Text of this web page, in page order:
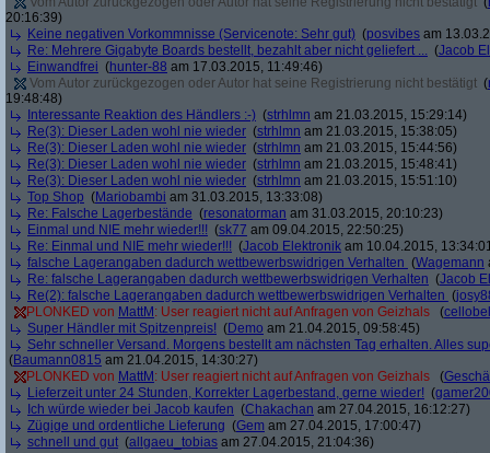
20:16:39)
Keine negativen Vorkommnisse (Servicenote: Sehr gut) (posvibes am
Re: Mehrere Gigabyte Boards bestellt, bezahlt aber nicht geliefert ... (Jacob
Einwandfrei (hunter-88 am 17.03.2015, 11:49:46)
Vom Autor zurückgezogen oder Autor hat seine Registrierung nicht bestätigt (
19:48:48)
Interessante Reaktion des Händlers :-) (strhlmn am 21.03.2015, 15:29:14)
Re(3): Dieser Laden wohl nie wieder (strhlmn am 21.03.2015, 15:38:05)
Re(3): Dieser Laden wohl nie wieder (strhlmn am 21.03.2015, 15:44:56)
Re(3): Dieser Laden wohl nie wieder (strhlmn am 21.03.2015, 15:48:41)
Re(3): Dieser Laden wohl nie wieder (strhlmn am 21.03.2015, 15:51:10)
Top Shop (Mariobambi am 31.03.2015, 13:33:08)
Re: Falsche Lagerbestände (resonatorman am 31.03.2015, 20:10:23)
Einmal und NIE mehr wieder!!! (sk77 am 09.04.2015, 22:50:25)
Re: Einmal und NIE mehr wieder!!! (Jacob Elektronik am 10.04.2015,
falsche Lagerangaben dadurch wettbewerbswidrigen Verhalten (Wagemann
Re: falsche Lagerangaben dadurch wettbewerbswidrigen Verhalten (Jacob
Re(2): falsche Lagerangaben dadurch wettbewerbswidrigen Verhalten (
PLONKED von MattM : User reagiert nicht auf Anfragen von Geizhals (
Super Händler mit Spitzenpreis! (Demo am 21.04.2015, 09:58:45)
Sehr schneller Versand. Morgens bestellt am nächsten Tag erhalten. Alles
(Baumann0815 am 21.04.2015, 14:30:27)
PLONKED von MattM : User reagiert nicht auf Anfragen von Geizhals (
Lieferzeit unter 24 Stunden, Korrekter Lagerbestand, gerne wieder! (
Ich würde wieder bei Jacob kaufen (Chakachan am 27.04.2015, 16:12:27)
Zügige und ordentliche Lieferung (Gem am 27.04.2015, 17:00:47)
schnell und gut (allgaeu_tobias am 27.04.2015, 21:04:36)